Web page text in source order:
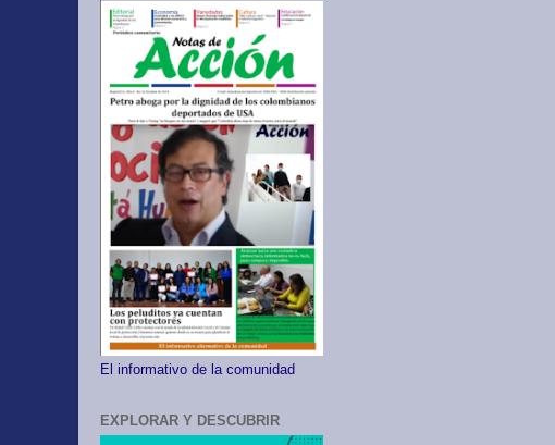
El informativo de la comunidad
EXPLORAR Y DESCUBRIR